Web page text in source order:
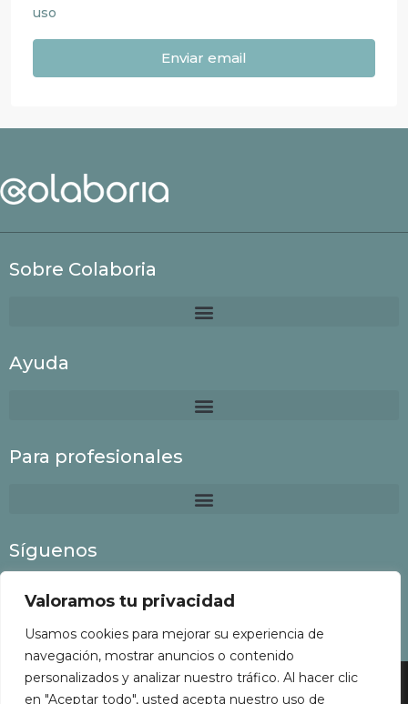
Valoramos tu privacidad
Usamos cookies para mejorar su experiencia de
navegación, mostrar anuncios o contenido
personalizados y analizar nuestro tráfico. Al hacer clic
en "Aceptar todo", usted acepta nuestro uso de
uso
Enviar email
Sobre Colaboria
Ayuda
Para profesionales
Síguenos
Colaboria©2022 Todos los derechos reservados